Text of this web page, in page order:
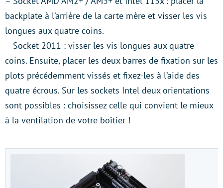
backplate à l’arrière de la carte mère et visser les vis
longues aux quatre coins.
– Socket 2011 : visser les vis longues aux quatre
coins. Ensuite, placer les deux barres de fixation sur les
plots précédemment vissés et fixez-les à l’aide des
quatre écrous. Sur les sockets Intel deux orientations
sont possibles : choisissez celle qui convient le mieux
à la ventilation de votre boîtier !